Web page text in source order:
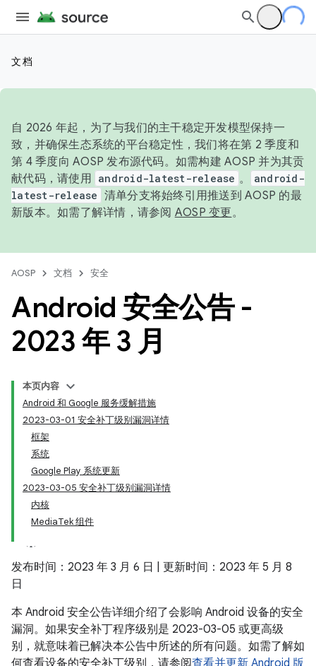
文档
自 2026 年起，为了与我们的主干稳定开发模型保持一
致，并确保生态系统的平台稳定性，我们将在第 2 季度和
第 4 季度向 AOSP 发布源代码。如需构建 AOSP 并为其贡
献代码，请使用 android-latest-release 。
android-
latest-release 清单分支将始终引用推送到 AOSP 的最
新版本。如需了解详情，请参阅 AOSP 变更。
AOSP 文档 安全
Android 安全公告 -
2023 年 3 月
本页内容
Android 和 Google 服务缓解措施
2023-03-01 安全补丁级别漏洞详情
框架
系统
Google Play 系统更新
2023-03-05 安全补丁级别漏洞详情
内核
MediaTek 组件
发布时间：2023 年 3 月 6 日 | 更新时间：2023 年 5 月 8
日
本 Android 安全公告详细介绍了会影响 Android 设备的安全
漏洞。如果安全补丁程序级别是 2023-03-05 或更高级
别，就意味着已解决本公告中所述的所有问题。如需了解如
何查看设备的安全补丁级别，请参阅查看并更新 Android 版